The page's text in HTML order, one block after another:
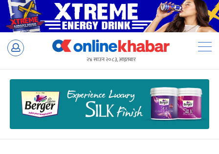
Skip
२४ साउन २०८३, आइतबार